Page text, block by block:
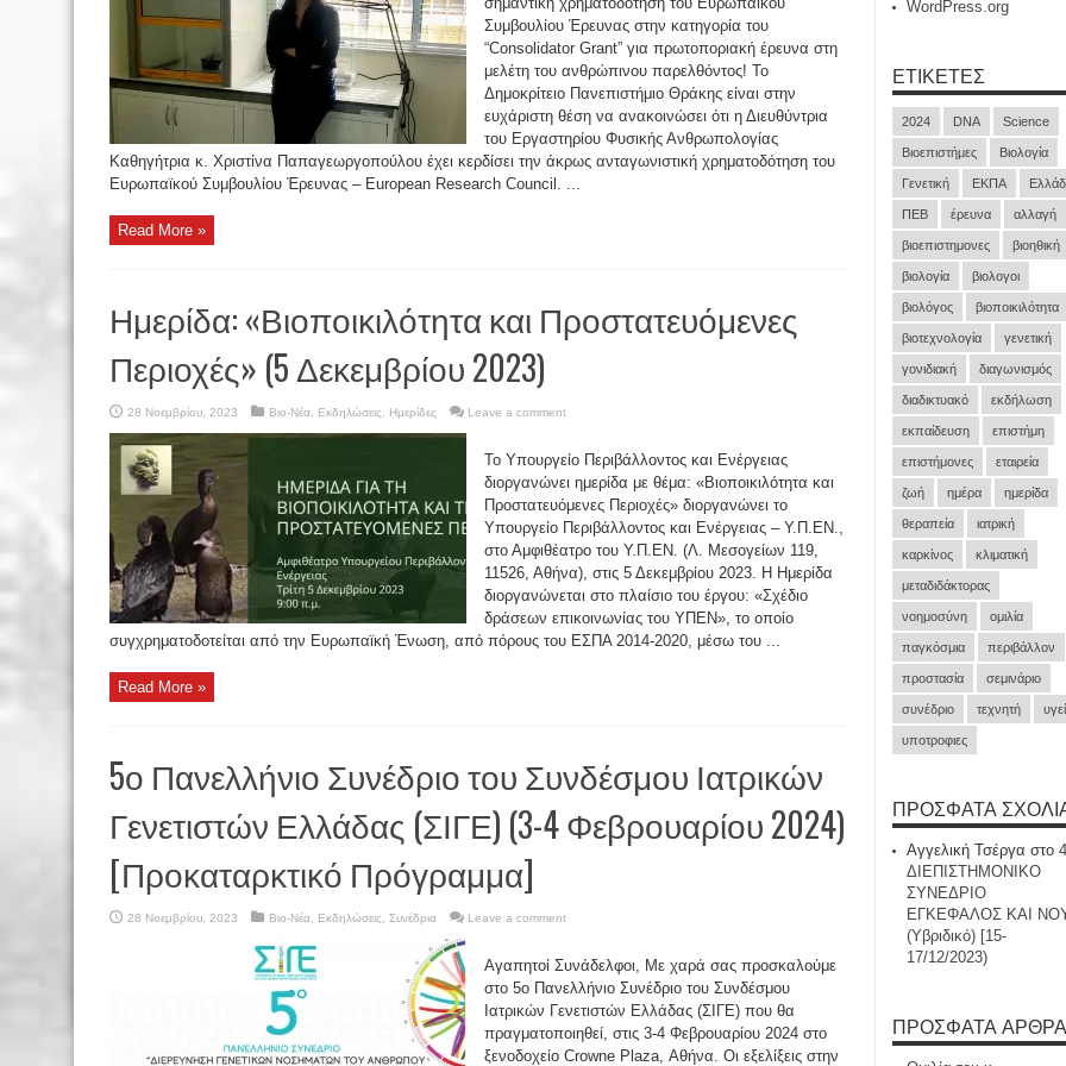
Συμβουλίου Έρευνας στην κατηγορία του
“Consolidator Grant” για πρωτοποριακή έρευνα στη
μελέτη του ανθρώπινου παρελθόντος! Το
Δημοκρίτειο Πανεπιστήμιο Θράκης είναι στην
ευχάριστη θέση να ανακοινώσει ότι η Διευθύντρια
του Εργαστηρίου Φυσικής Ανθρωπολογίας
Καθηγήτρια κ. Χριστίνα Παπαγεωργοπούλου έχει κερδίσει την άκρως ανταγωνιστική χρηματοδότηση του
Ευρωπαϊκού Συμβουλίου Έρευνας – European Research Council. ...
Read More »
Ημερίδα: «Βιοποικιλότητα και Προστατευόμενες
Περιοχές» (5 Δεκεμβρίου 2023)
28 Νοεμβρίου, 2023 Βιο-Νέα Εκδηλώσεις Ημερίδες Leave a comment
Το Υπουργείο Περιβάλλοντος και Ενέργειας
διοργανώνει ημερίδα με θέμα: «Βιοποικιλότητα και
Προστατευόμενες Περιοχές» διοργανώνει το
Υπουργείο Περιβάλλοντος και Ενέργειας – Υ.Π.ΕΝ.,
στο Αμφιθέατρο του Υ.Π.ΕΝ. (Λ. Μεσογείων 119,
11526, Αθήνα), στις 5 Δεκεμβρίου 2023. Η Ημερίδα
διοργανώνεται στο πλαίσιο του έργου: «Σχέδιο
δράσεων επικοινωνίας του ΥΠΕΝ», το οποίο
συγχρηματοδοτείται από την Ευρωπαϊκή Ένωση, από πόρους του ΕΣΠΑ 2014-2020, μέσω του ...
Read More »
5ο Πανελλήνιο Συνέδριο του Συνδέσμου Ιατρικών
Γενετιστών Ελλάδας (ΣΙΓΕ) (3-4 Φεβρουαρίου 2024)
[Προκαταρκτικό Πρόγραμμα]
28 Νοεμβρίου, 2023 Βιο-Νέα Εκδηλώσεις Συνέδρια Leave a comment
Αγαπητοί Συνάδελφοι, Με χαρά σας προσκαλούμε
στο 5ο Πανελλήνιο Συνέδριο του Συνδέσμου
Ιατρικών Γενετιστών Ελλάδας (ΣΙΓΕ) που θα
πραγματοποιηθεί, στις 3-4 Φεβρουαρίου 2024 στο
ξενοδοχείο Crowne Plaza, Αθήνα. Οι εξελίξεις στην
WordPress.org
ΕΤΙΚΈΤΕΣ
2024 DNA Science
Βιοεπιστήμες Βιολογία
Γενετική ΕΚΠΑ
ΠΕΒ έρευνα αλλαγή
βιοεπιστημονες βιοηθική
βιολογία βιολογοι
βιολόγος βιοποικιλότητα
βιοτεχνολογία γενετική
γονιδιακή διαγωνισμός
διαδικτυακό εκδήλωση
εκπαίδευση επιστήμη
επιστήμονες εταιρεία
ζωή ημέρα ημερίδα
θεραπεία ιατρική
καρκίνος κλιματική
μεταδιδάκτορας
νοημοσύνη ομιλία
παγκόσμια περιβάλλον
προστασία σεμινάριο
συνέδριο τεχνητή
υποτροφιες
ΠΡΌΣΦΑΤΑ
Αγγελική Τσέργα στο
ΔΙΕΠΙΣΤΗΜΟΝΙΚΟ
ΣΥΝΕΔΡΙΟ
ΕΓΚΕΦΑΛΟΣ ΚΑΙ
(Υβριδικό) [15-
17/12/2023)
ΠΡΌΣΦΑΤΑ ΆΡΘΡΑ